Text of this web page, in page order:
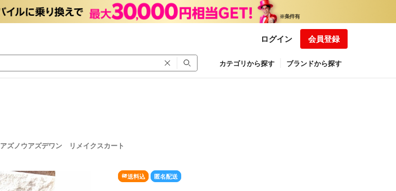
ログイン 会員登録
カテゴリから探す ブランドから探す
アズノウアズデワン リメイクスカート
送料込 匿名配送